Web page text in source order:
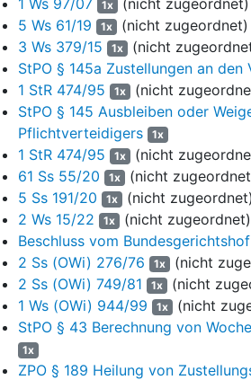
Beschwerdeführerin durch kräftiges
Hämatom und einen Kratzer am
Mit Verfügung vom 27.09.2023 (Blatt 17)
Nürnberg das Bewährungsheft der
„zur Kenntnisnahme u. zur
vom 06.10.2023 beantragte die
durch das Amtsgericht Weißenburg vom
Js 11499/18) gewährte Strafaussetzung
widerrufen (Blatt 21 und 22). Mit
das Amtsgericht Nürnberg diesen Antrag
unter der Adresse „...“, zu (Blatt 22
erfolgte durch Einlage in den Briefkasten
Die gegen das vorgenannte Urteil
Beschwerdeführerin verwarf das
16.01.2024 ohne Verhandlung zur Sache
23334/23), weil die ausgebliebene
hinreichenden Entschuldigungsgründe
vorgelegt hatte (Blatt 25 ff.). Ihre
1x
5 Ws 61/19
1x (nicht zugeordnet)
3 Ws 379/15
1x (nicht
StPO § 145a Zustellungen an den
1 StR 474/95 1x (nicht
StPO § 145 Ausbleiben oder
Pflichtverteidigers
1x
1 StR 474/95 1x (nicht
61 Ss 55/20
1x (nicht
5 Ss 191/20
1x (nicht zugeordnet)
2 Ws 15/22
1x (nicht zugeordnet)
Beschluss vom
2 Ss (OWi) 276/76 1x (nicht
2 Ss (OWi) 749/81
1x (nicht
1 Ws (OWi) 944/99
1x (nicht
StPO § 43 Berechnung von
1x
ZPO § 189 Heilung von